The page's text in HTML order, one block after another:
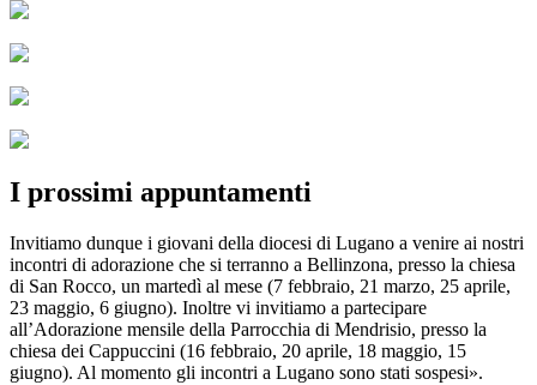
I prossimi appuntamenti
Invitiamo dunque i giovani della diocesi di Lugano a venire ai nostri
incontri di adorazione che si terranno a Bellinzona, presso la chiesa
di San Rocco, un martedì al mese (7 febbraio, 21 marzo, 25 aprile,
23 maggio, 6 giugno). Inoltre vi invitiamo a partecipare
all’Adorazione mensile della Parrocchia di Mendrisio, presso la
chiesa dei Cappuccini (16 febbraio, 20 aprile, 18 maggio, 15
giugno). Al momento gli incontri a Lugano sono stati sospesi».